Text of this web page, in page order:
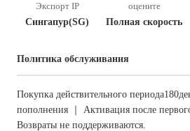
Экспорт IP
Сингапур(SG)
оцените
Полная скорость
Политика обслуживания
Покупка действительного
пополнения ｜ Активация после
Возвраты не поддерживаются.